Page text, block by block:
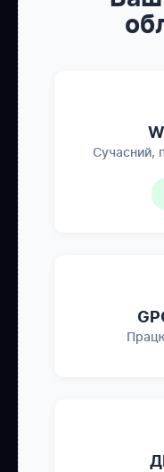
Сучасний,